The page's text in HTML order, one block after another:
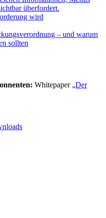
wird
– und warum
sollten
Whitepaper „Der